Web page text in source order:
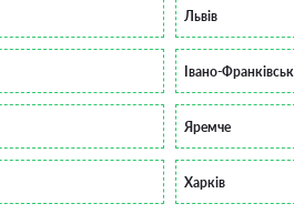
Львів
Івано-Франківськ
Яремче
Харків